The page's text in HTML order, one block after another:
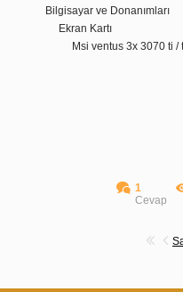
Bilgisayar ve Donanımları
Ekran Kartı
Msi ventus 3x 3070 ti /
1
Cevap